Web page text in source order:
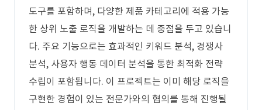
도구를 포함하며, 다양한 제품 카테고리에 적용 가능
한 상위 노출 로직을 개발하는 데 중점을 두고 있습니
다. 주요 기능으로는 효과적인 키워드 분석, 경쟁사
분석, 사용자 행동 데이터 분석을 통한 최적화 전략
수립이 포함됩니다. 이 프로젝트는 이미 해당 로직을
구현한 경험이 있는 전문가와의 협의를 통해 진행될